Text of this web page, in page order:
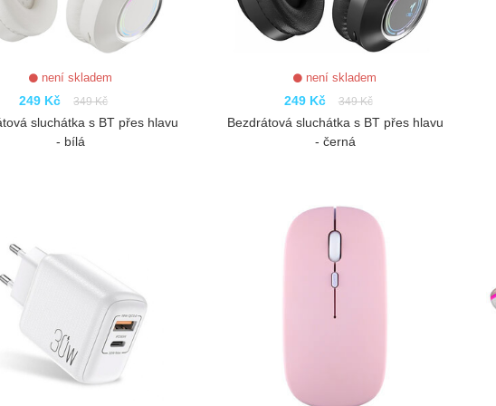
není skladem
249 Kč 349 Kč
sluchátka s BT přes hlavu
- bílá
není skladem
249 Kč 349 Kč
Bezdrátová sluchátka s BT přes hlavu
- černá